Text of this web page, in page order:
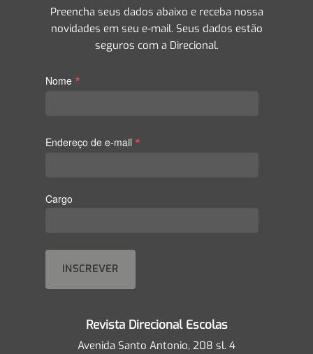
Preencha seus dados abaixo e receba nossa
novidades em seu e-mail. Seus dados estão
seguros com a Direcional.
Nome *
Endereço de e-mail *
Cargo
Revista Direcional Escolas
Avenida Santo Antonio, 208 sl. 4